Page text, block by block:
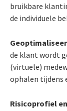
bruikbare
de individuele
de klant wordt
(virtuele)
ophalen tijdens
Risicoprofiel